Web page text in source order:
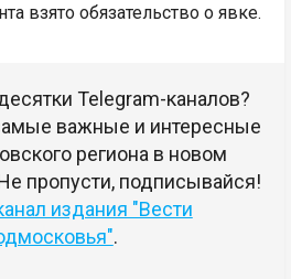
взято обязательство о явке.
Telegram-каналов?
важные и интересные
региона в новом
пропусти, подписывайся!
издания "Вести
.